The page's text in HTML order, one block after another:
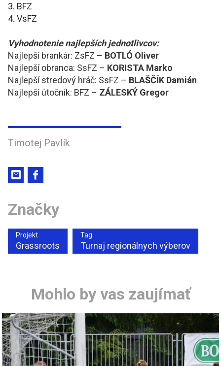
3. BFZ
4. VsFZ
Vyhodnotenie najlepších jednotlivcov:
Najlepší brankár: ZsFZ – BOTLÓ Oliver
Najlepší obranca: SsFZ – KORISTA Marko
Najlepší stredový hráč: SsFZ – BLAŠČÍK Damián
Najlepší útočník: BFZ – ZÁLESKÝ Gregor
Timotej Pavlík
Značky
Projekt
Grassroots
Tag
Turnaj regionálnych výberov
Mohlo by vas zaujímať